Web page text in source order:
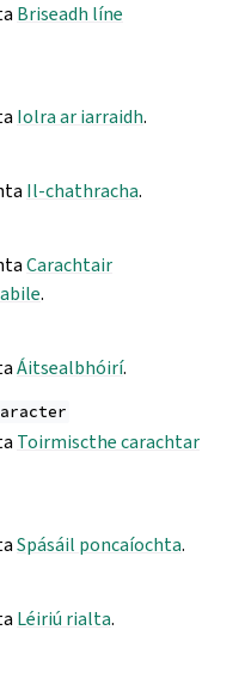
Briseadh líne
Iolra ar iarraidh.
Il-chathracha.
Carachtair
.
Áitsealbhóirí.
Toirmiscthe carachtar
Spásáil poncaíochta.
Léiriú rialta.